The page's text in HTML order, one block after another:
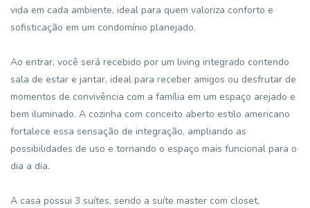
vida em cada ambiente, ideal para quem valoriza conforto e
sofisticação em um condomínio planejado.
Ao entrar, você será recebido por um living integrado contendo
sala de estar e jantar, ideal para receber amigos ou desfrutar de
momentos de convivência com a família em um espaço arejado e
bem iluminado. A cozinha com conceito aberto estilo americano
fortalece essa sensação de integração, ampliando as
possibilidades de uso e tornando o espaço mais funcional para o
dia a dia.
A casa possui 3 suítes, sendo a suíte master com closet,